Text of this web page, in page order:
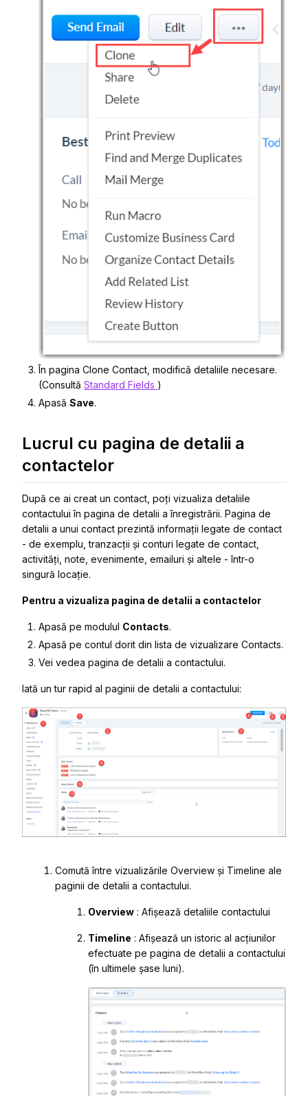
În pagina Clone Contact , modifică detaliile necesare.
(Consultă Standard Fields )
Apasă Save.
Lucrul cu pagina de detalii a
contactelor
După ce ai creat un contact, poți vizualiza detaliile
contactului în pagina de detalii a înregistrării. Pagina de
detalii a unui contact prezintă informații legate de contact
- de exemplu, tranzacții și conturi legate de contact,
activități, note, evenimente, emailuri și altele - într-o
singură locație.
Pentru a vizualiza pagina de detalii a contactelor
Apasă pe modulul Contacts.
Apasă pe contul dorit din lista de vizualizare Contacts.
Vei vedea pagina de detalii a contactului.
Iată un tur rapid al paginii de detalii a contactului:
Comută între vizualizările Overview și Timeline ale
paginii de detalii a contactului.
Overview : Afișează detaliile contactului
Timeline : Afișează un istoric al acțiunilor
efectuate pe pagina de detalii a contactului
(în ultimele șase luni).